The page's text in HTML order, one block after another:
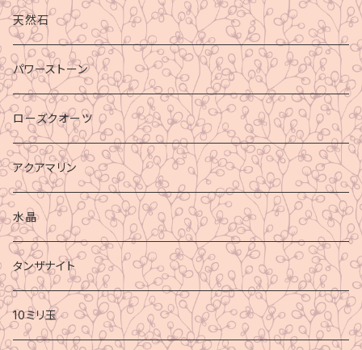
天然石
パワーストーン
ローズクオーツ
アクアマリン
水晶
タンザナイト
10ミリ玉